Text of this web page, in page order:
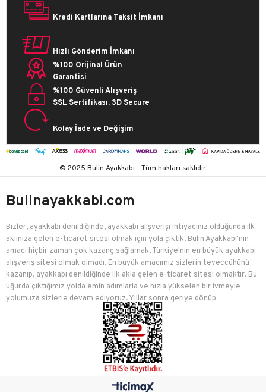
Kredi Kartlarına Taksit İmkanı
Hızlı Gönderim İmkanı
%100 Orijinal Ürün
Garantisi
%100 Güvenli Alışveriş
SSL Sertifikası, 3D Secure
Kolay İade ve Değişim
© 2025 Bulin Ayakkabı - Tüm hakları saklıdır.
Bulinayakkabi.com
Bizler, ayakkabı denildiğinde, ayakkabı alışverişi ihtiyacınız olduğunda ilk
aklınıza gelen e-ticaret sitesi olmak için yola çıktık. Bulin Ayakkabı'nın
amacı hiçbir zaman çok kazanç sağlamak, Türkiye'nin en büyük ayakkabı
alışveriş sitesi olmak olmadı. En büyük amacımız sizlerin teveccühünü
kazanıp, ayakkabı denildiğinde ilk akla gelen e-ticaret sitesi olmaktır. Bu
uğurda çıktığımız yolda emin adımlarla ve hızla yükselen bir ivmeyle
yolumuza sizlerle devam ediyoruz. Yıllar sonra geriye dönüp
baktığımızda birçok mutlu müşteriyi edindiğimiz için çok mutluyuz.
Bulin Ayakkabı, kadınlar, erkekler, çocuklar için ayakkabı, çanta, spor
malzemesi, giyim ve aksesuar ürünlerini en bol çeşit, en uygun fiyat
mantelitesi ile sizlere sunmak için çaba sarf etmektedir. Modayı takip
eden her kesimden insanın ayakkabı, çanta, aksesuar ve giyim üzerine
en bol çeşit, en uygun fiyatlarla bulabileceği Bulin Ayakkabı, yıllardır